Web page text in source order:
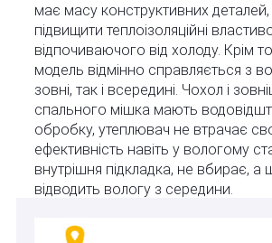
має масу конструктивних
підвищити теплоізоляційні
відпочиваючого від холоду. Крім
модель відмінно справляється з
зовні, так і всередині. Чохол і
спального мішка мають
обробку, утеплювач не втрачає
ефективність навіть у вологому
внутрішня підкладка, не вбирає, а
відводить вологу з середини.